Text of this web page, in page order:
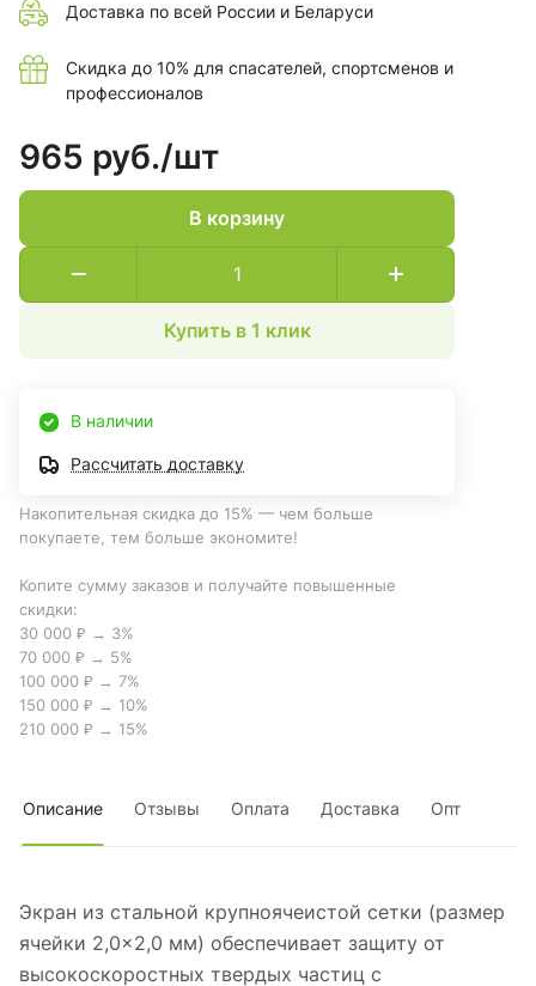
Доставка по всей России и Беларуси
Скидка до 10% для спасателей, спортсменов и
профессионалов
965 руб./шт
В корзину
Купить в 1 клик
В наличии
Рассчитать доставку
Накопительная скидка до 15% — чем больше
покупаете, тем больше экономите!
Копите сумму заказов и получайте повышенные
скидки:
30 000 ₽ → 3%
70 000 ₽ → 5%
100 000 ₽ → 7%
150 000 ₽ → 10%
210 000 ₽ → 15%
Описание Отзывы Оплата Доставка Опт
Экран из стальной крупноячеистой сетки (размер
ячейки 2,0×2,0 мм) обеспечивает защиту от
высокоскоростных твердых частиц с